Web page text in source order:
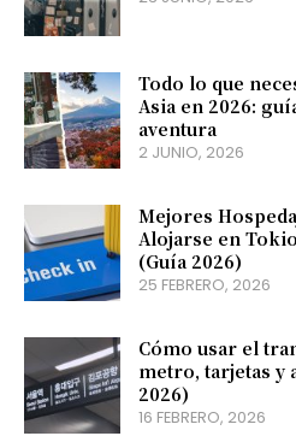
Todo lo que
Asia en 2026:
aventura
2 JUNIO, 2026
Mejores
Alojarse en
(Guía 2026)
25 FEBRERO, 2026
Cómo usar el
metro, tarjetas y
2026)
16 FEBRERO, 2026